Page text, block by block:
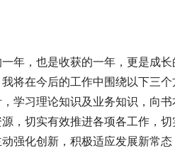
年，也是收获的一年，更是成
将在今后的工作中围绕以下三
学习理论知识及业务知识，向
，切实有效推进各项各工作，
强化创新，积极适应发展新常